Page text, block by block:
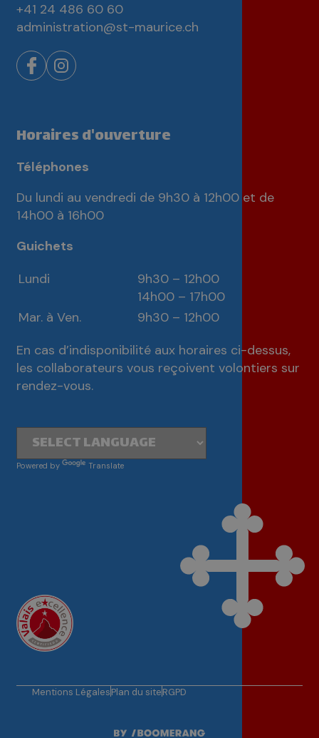
+41 24 486 60 60
administration@st-maurice.ch
Horaires d'ouverture
Téléphones
Du lundi au vendredi de 9h30 à 12h00 et de
14h00 à 16h00
Guichets
Lundi
9h30 – 12h00
14h00 – 17h00
Mar. à Ven.
9h30 – 12h00
En cas d’indisponibilité aux horaires ci-dessus,
les collaborateurs vous reçoivent volontiers sur
rendez-vous.
Powered by Translate
Mentions LégalesPlan du siteRGPD